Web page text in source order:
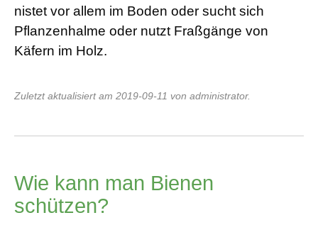
nistet vor allem im Boden oder sucht sich
Pflanzenhalme oder nutzt Fraßgänge von
Käfern im Holz.
Zuletzt aktualisiert am 2019-09-11 von administrator.
Wie kann man Bienen
schützen?